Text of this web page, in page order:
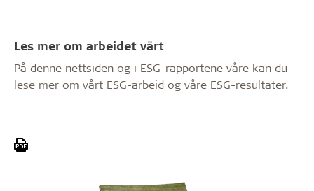
Les mer om arbeidet vårt
På denne nettsiden og i ESG-rapportene våre kan du
lese mer om vårt ESG-arbeid og våre ESG-resultater.